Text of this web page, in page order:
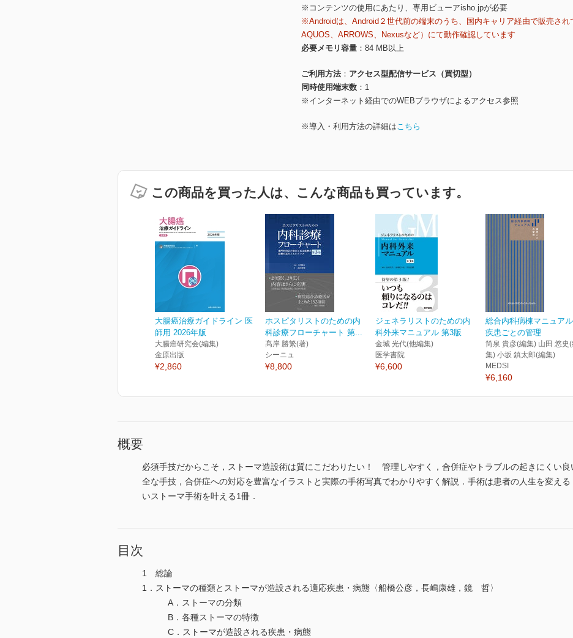
※コンテンツの使用にあたり、専用ビューアisho.jpが必要
※Androidは、Android２世代前の端末のうち、国内キャリア経由で販売され
AQUOS、ARROWS、Nexusなど）にて動作確認しています
必要メモリ容量
84 MB以上
ご利用方法
アクセス型配信サービス（買切型）
同時使用端末数
1
※インターネット経由でのWEBブラウザによるアクセス参照
※導入・利用方法の詳細はこちら
この商品を買った人は、こんな商品も買っています。
大腸癌治療ガイドライン 医
師用 2026年版
大腸癌研究会(編集)
金原出版
¥2,860
ホスピタリストのための内
科診療フローチャート 第...
髙岸 勝繁(著)
シーニュ
¥8,800
ジェネラリストのための内
科外来マニュアル 第3版
金城 光代(他編集)
医学書院
¥6,600
総合内科病棟マニュア
疾患ごとの管理
筒泉 貴彦(編集) 山田 悠史
集) 小坂 鎮太郎(編集)
MEDSI
¥6,160
概要
必須手技だからこそ，ストーマ造設術は質にこだわりたい！ 管理しやすく，合併症やトラブルの起きにくい
全な手技，合併症への対応を豊富なイラストと実際の手術写真でわかりやすく解説．手術は患者の人生を変え
いストーマ手術を叶える1冊．
目次
1 総論
1．ストーマの種類とストーマが造設される適応疾患・病態〈船橋公彦，長嶋康雄，鏡 哲〉
A．ストーマの分類
B．各種ストーマの特徴
C．ストーマが造設される疾患・病態